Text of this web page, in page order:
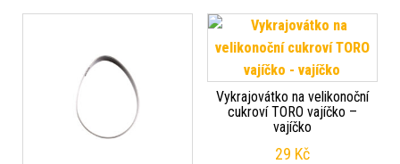
Vykrajovátko na velikonoční
cukroví TORO vajíčko –
vajíčko
29 Kč